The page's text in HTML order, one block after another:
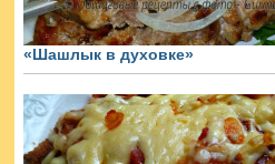
«Шашлык в духовке»